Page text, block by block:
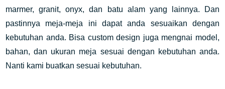
marmer, granit, onyx, dan batu alam yang lainnya. Dan
pastinnya meja-meja ini dapat anda sesuaikan dengan
kebutuhan anda. Bisa custom design juga mengnai model,
bahan, dan ukuran meja sesuai dengan kebutuhan anda.
Nanti kami buatkan sesuai kebutuhan.